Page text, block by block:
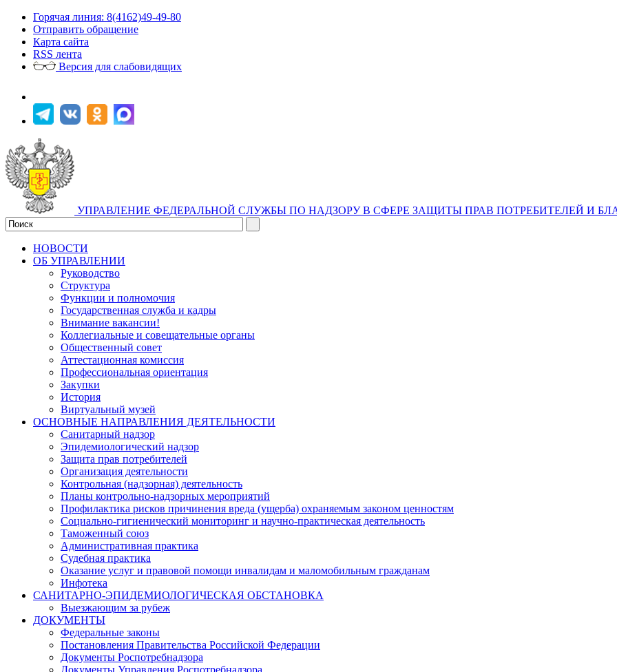
Горячая линия: 8(4162)49-49-80
Отправить обращение
Карта сайта
RSS лента
Версия для слабовидящих
УПРАВЛЕНИЕ ФЕДЕРАЛЬНОЙ СЛУЖБЫ ПО НАДЗОРУ В СФЕРЕ ЗАЩИТЫ ПРАВ ПОТРЕБИТЕЛЕЙ И
НОВОСТИ
ОБ УПРАВЛЕНИИ
Руководство
Структура
Функции и полномочия
Государственная служба и кадры
Внимание вакансии!
Коллегиальные и совещательные органы
Общественный совет
Аттестационная комиссия
Профессиональная ориентация
Закупки
История
Виртуальный музей
ОСНОВНЫЕ НАПРАВЛЕНИЯ ДЕЯТЕЛЬНОСТИ
Санитарный надзор
Эпидемиологический надзор
Защита прав потребителей
Организация деятельности
Контрольная (надзорная) деятельность
Планы контрольно-надзорных мероприятий
Профилактика рисков причинения вреда (ущерба) охраняемым законом ценностям
Социально-гигиенический мониторинг и научно-практическая деятельность
Таможенный союз
Административная практика
Судебная практика
Оказание услуг и правовой помощи инвалидам и маломобильным гражданам
Инфотека
САНИТАРНО-ЭПИДЕМИОЛОГИЧЕСКАЯ ОБСТАНОВКА
Выезжающим за рубеж
ДОКУМЕНТЫ
Федеральные законы
Постановления Правительства Российской Федерации
Документы Роспотребнадзора
Документы Управления Роспотребнадзора